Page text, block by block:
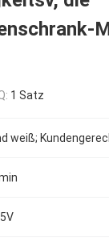
1 Satz
weiß;